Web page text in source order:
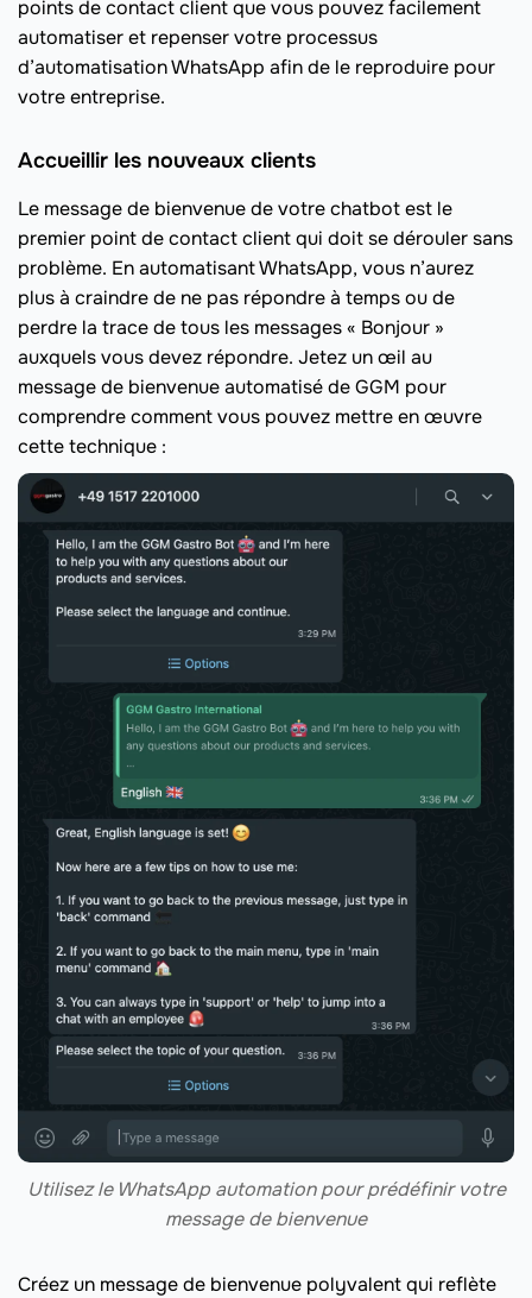
points de contact client que vous pouvez facilement
automatiser et repenser votre processus
d’automatisation WhatsApp afin de le reproduire pour
votre entreprise.
Accueillir les nouveaux clients
Le message de bienvenue de votre chatbot est le
premier point de contact client qui doit se dérouler sans
problème. En automatisant WhatsApp, vous n’aurez
plus à craindre de ne pas répondre à temps ou de
perdre la trace de tous les messages « Bonjour »
auxquels vous devez répondre. Jetez un œil au
message de bienvenue automatisé de GGM pour
comprendre comment vous pouvez mettre en œuvre
cette technique :
Utilisez le WhatsApp automation pour prédéfinir votre
message de bienvenue
Créez un message de bienvenue polyvalent qui reflète